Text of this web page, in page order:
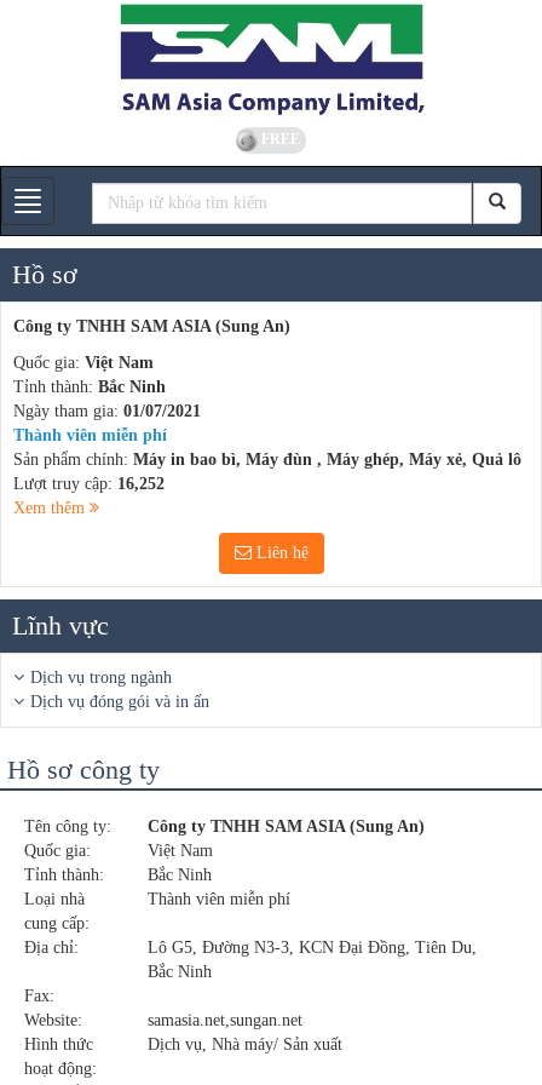
FREE
Gian hàng
Hồ sơ
Công ty TNHH SAM ASIA (Sung An)
Quốc gia: Việt Nam
Tỉnh thành: Bắc Ninh
Ngày tham gia: 01/07/2021
Thành viên miễn phí
Sản phẩm chính: Máy in bao bì, Máy đùn , Máy ghép, Máy xẻ, Quả lô
Lượt truy cập: 16,252
Xem thêm
Liên hệ
Lĩnh vực
Dịch vụ trong ngành
Dịch vụ đóng gói và in ấn
Hồ sơ công ty
Tên công ty:
Công ty TNHH SAM ASIA (Sung An)
Quốc gia:
Việt Nam
Tỉnh thành:
Bắc Ninh
Loại nhà
cung cấp:
Thành viên miễn phí
Địa chỉ:
Lô G5, Đường N3-3, KCN Đại Đồng, Tiên Du,
Bắc Ninh
Fax:
Website:
samasia.net,sungan.net
Hình thức
hoạt động:
Dịch vụ, Nhà máy/ Sản xuất